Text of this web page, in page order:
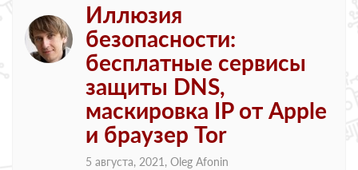
Иллюзия
безопасности:
бесплатные сервисы
защиты DNS,
маскировка IP от Apple
и браузер Tor
5 августа, 2021, Oleg Afonin